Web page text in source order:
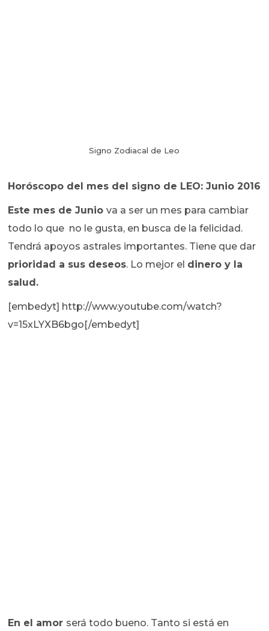
Signo Zodiacal de Leo
Horóscopo del mes del signo de LEO: Junio 2016
Este mes de Juniova a ser un mes para cambiar
todo lo que no le gusta, en busca de la felicidad.
Tendrá apoyos astrales importantes. Tiene que dar
prioridad a sus deseos. Lo mejor el dinero y la
salud.
[embedyt] http://www.youtube.com/watch?
v=15xLYXB6bgo[/embedyt]
En el amor será todo bueno. Tanto si está en